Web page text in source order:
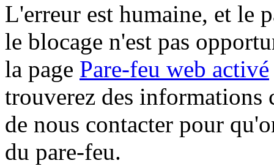
L'erreur est humaine, et le
le blocage n'est pas
la page Pare-feu web activé
trouverez des informations
de nous contacter pour
du pare-feu.